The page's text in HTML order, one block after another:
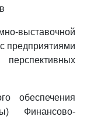
выставочной
предприятиями
обеспечения
Финансово-